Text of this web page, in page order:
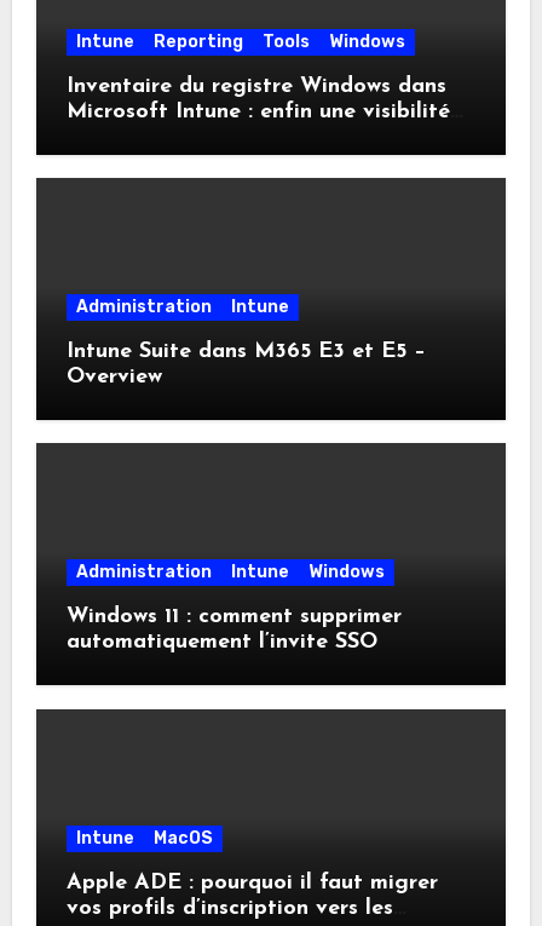
Intune Reporting Tools Windows
Inventaire du registre Windows dans
Microsoft Intune : enfin une visibilité
Administration Intune
Intune Suite dans M365 E3 et E5 –
Overview
Administration Intune Windows
Windows 11 : comment supprimer
automatiquement l’invite SSO
Intune MacOS
Apple ADE : pourquoi il faut migrer
vos profils d’inscription vers les